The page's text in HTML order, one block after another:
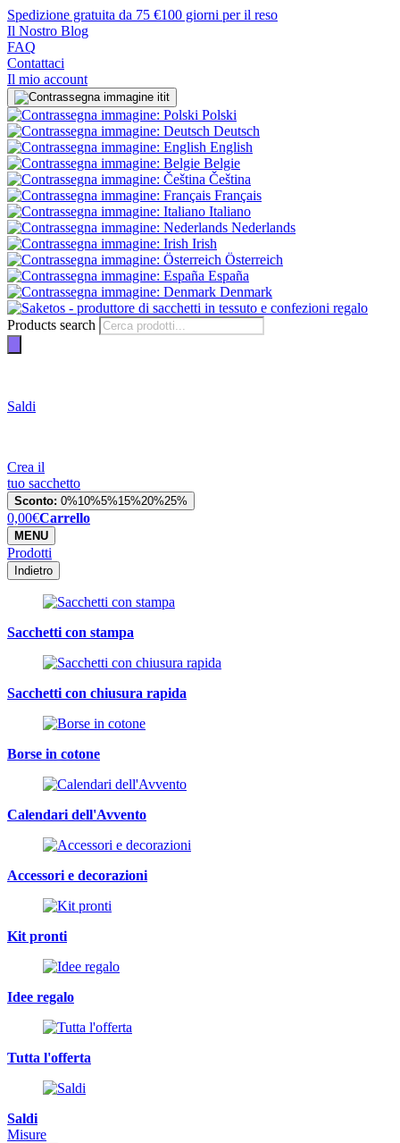
Spedizione gratuita da 75 €100 giorni per il reso
Il Nostro Blog
FAQ
Contattaci
Il mio account
it
Polski
Deutsch
English
Belgie
Čeština
Français
Italiano
Nederlands
Irish
Österreich
España
Denmark
Products search
Saldi
Crea il
tuo sacchetto
Sconto: 0%10%5%15%20%25%
0,00€Carrello
MENU
Prodotti
Indietro
Sacchetti con stampa
Sacchetti con chiusura rapida
Borse in cotone
Calendari dell'Avvento
Accessori e decorazioni
Kit pronti
Idee regalo
Tutta l'offerta
Saldi
Misure